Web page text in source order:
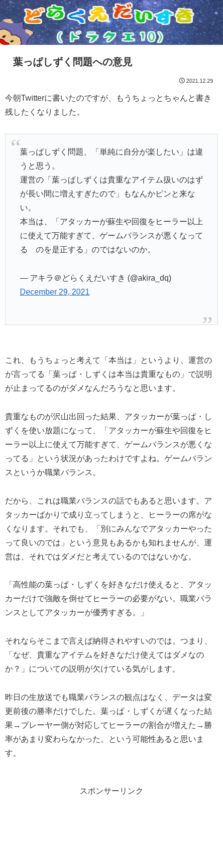
葉っぱしずく問題への意見
2021.12.29
今朝Twitterに書いたのですが、もうちょっとちゃんと書き
残したくなりました。
葉っぱしずく問題、「単純に自分が楽したい」は違
うと思う。
運営の「葉っぱしずくは貴重なアイテム扱いのはず
が長い間に増えすぎたので」もなんかピンと来な
い。
本当は、「アタッカーが蘇生や回復をヒーラー以上
に使えて万能すぎて、ゲームバランスが悪くなって
る のを是正する」のではないのか。
— アキラ＠どらくえだいすき (@akira_dq)
December 29, 2021
これ、もうちょっと考えて「本当は」というより、運営の
が言ってる「葉っぱ・しずくは本当は貴重なもの」で説明
が止まってるのがダメなんだろうなと思います。
貴重なものが沢山出回った結果、アタッカーが葉っぱ・し
ずくを使い放題になって、「アタッカーが蘇生や回復をヒ
ーラー以上に使えて万能すぎて、ゲームバランスが悪くな
ってる」という状況があったわけですよね。ゲームバラン
スというか職業バランス。
だから、これは職業バランスの話でもあると思います。ア
タッカーばかりで成り立ってしまうと、ヒーラーの席がな
くなります。それでも、「別にみんなでアタッカーやった
って良いのでは」という意見もあるかも知れませんが、運
営は、それではダメだと考えているのではないかな。
「高性能の葉っぱ・しずくを好きなだけ使えると、アタッ
カーだけで強敵を倒せてヒーラーの必要がない。職業バラ
ンスとしてアタッカーが優秀すぎる。」
それならそこまで言えば納得されやすいのでは。つまり、
「なぜ、貴重なアイテムを好きなだけ使えてはダメなの
か？」についての説明が欠けている気がします。
昨日の生放送でも職業バランスの観点はなく、データは変
更前後の勝率だけでした。葉っぱ・しずくが遅くなった結
果→プレーヤー側が対応してヒーラーの割合が増えた→勝
率があまり変わらなかった。という可能性あると思いま
す。
スポンサーリンク